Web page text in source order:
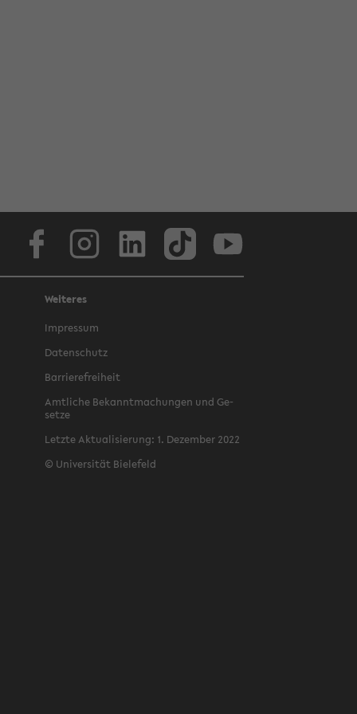
Face­book
Weiteres
Im­pres­sum
Da­ten­schutz
Bar­rie­re­frei­heit
Amt­li­che Be­kannt­ma­chun­gen und Ge­
set­ze
Letz­te Ak­tua­li­sie­rung: 1. De­zem­ber 2022
© Uni­ver­si­tät Bie­le­feld